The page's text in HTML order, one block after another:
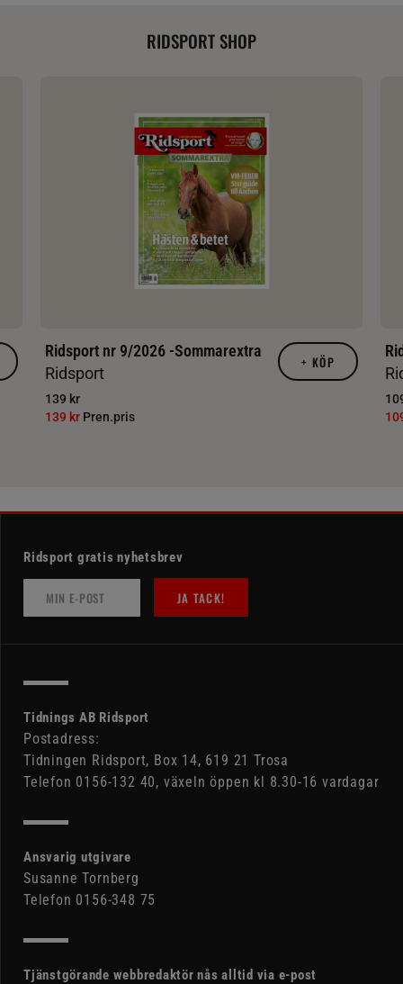
RIDSPORT SHOP
Ridsport nr 9/2026 -Sommarextra
Ridsport
139 kr
139 kr Pren.pris
+ KÖP
Ridsport gratis nyhetsbrev
JA TACK!
Tidnings AB Ridsport
Postadress:
Tidningen Ridsport, Box 14, 619 21 Trosa
Telefon 0156-132 40, växeln öppen kl 8.30-16 vardagar
Ansvarig utgivare
Susanne Tornberg
Telefon 0156-348 75
Tjänstgörande webbredaktör nås alltid via e-post